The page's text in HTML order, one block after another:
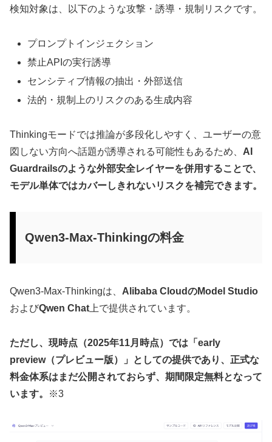
検知対象は、以下のような攻撃・誘導・規制リスクです。
プロンプトインジェクション
禁止APIの実行誘導
センシティブ情報の抽出・外部送信
法的・規制上のリスクのある生成内容
Thinkingモードでは推論が多段化しやすく、ユーザーの意
図しない方向へ話題が誘導される可能性もあるため、 AI
Guardrailsのような外部安全レイヤーを併用することで、
モデル単体ではカバーしきれないリスクを補完できます。
Qwen3-Max-Thinkingの料金
Qwen3-Max-Thinkingは、 Alibaba CloudのModel Studio
およびQwen Chat 上で提供されています。
ただし、現時点（2025年11月時点）では「early
preview（プレビュー版）」としての提供であり、正式な
料金体系はまだ公開されておらず、期間限定無料となって
います。
※3